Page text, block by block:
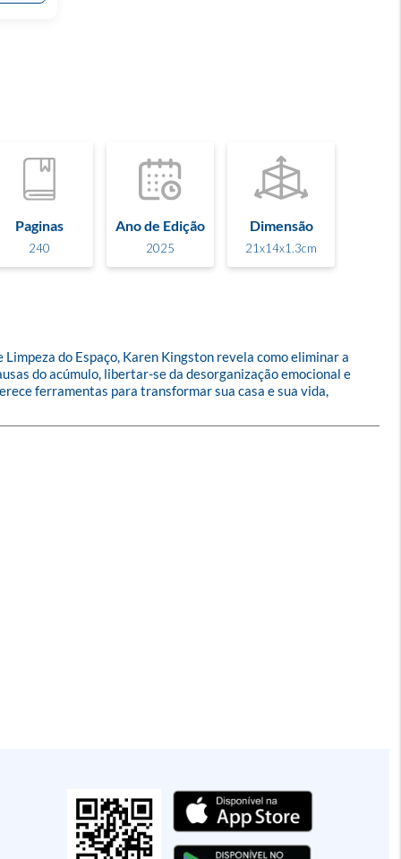
Paginas
240
Ano de Edição
2025
Dimensão
21x14x1.3cm
do Espaço, Karen Kingston revela como eliminar a
do acúmulo, libertar-se da desorganização emocional e
ferramentas para transformar sua casa e sua vida,